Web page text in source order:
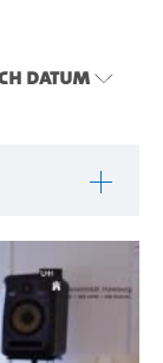
Datum